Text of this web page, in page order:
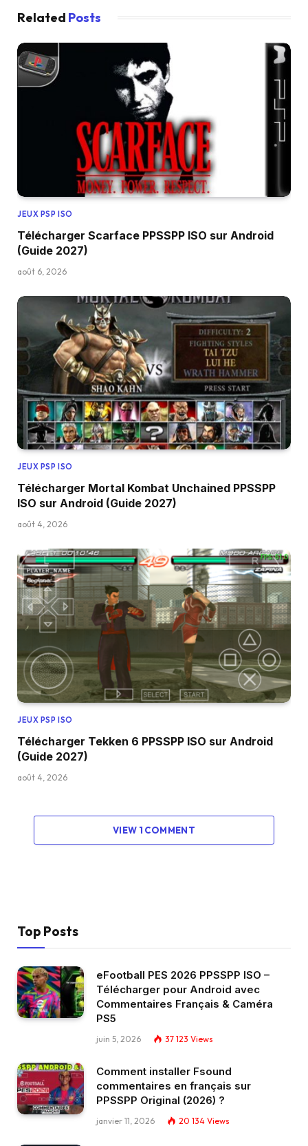
Related Posts
JEUX PSP ISO
Télécharger Scarface PPSSPP ISO sur Android
(Guide 2027)
août 6, 2026
JEUX PSP ISO
Télécharger Mortal Kombat Unchained PPSSPP
ISO sur Android (Guide 2027)
août 4, 2026
JEUX PSP ISO
Télécharger Tekken 6 PPSSPP ISO sur Android
(Guide 2027)
août 4, 2026
VIEW 1 COMMENT
Top Posts
eFootball PES 2026 PPSSPP ISO –
Télécharger pour Android avec
Commentaires Français & Caméra
PS5
juin 5, 2026 37 123 Views
Comment installer Fsound
commentaires en français sur
PPSSPP Original (2026) ?
janvier 11, 2026 20 134 Views